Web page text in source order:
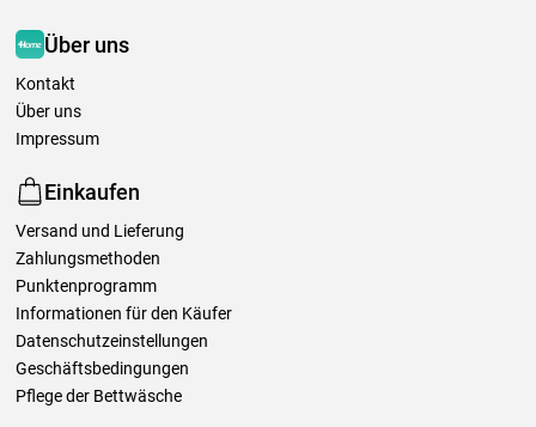
Über uns
Kontakt
Über uns
Impressum
Einkaufen
Versand und Lieferung
Zahlungsmethoden
Punktenprogramm
Informationen für den Käufer
Datenschutzeinstellungen
Geschäftsbedingungen
Pflege der Bettwäsche